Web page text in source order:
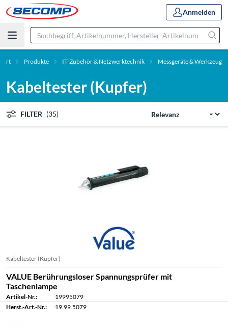
Anmelden
Produkte IT-Zubehör & Netzwerktechnik Messgeräte & Werkzeug
Kabeltester (Kupfer)
FILTER (35)
Kabeltester (Kupfer)
VALUE Berührungsloser Spannungsprüfer mit
Taschenlampe
Artikel-Nr.:
19995079
Herst.-Art.-Nr.:
19.99.5079